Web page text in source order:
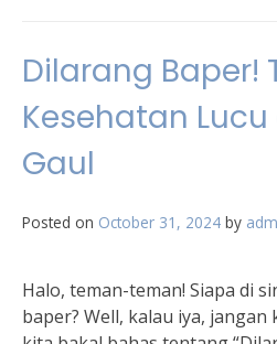
Dilarang Baper!
Kesehatan
Gaul
Posted on October 31, 2024 by
Halo, teman-teman! Siapa di
baper? Well, kalau iya,